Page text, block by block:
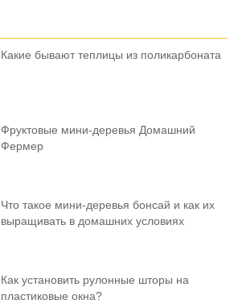
Какие бывают теплицы из поликарбоната
Фруктовыe мини-деревья Домашний
Фермер
Что такое мини-деревья бонсай и как их
выращивать в домашних условиях
Как установить рулонные шторы на
пластиковые окна?